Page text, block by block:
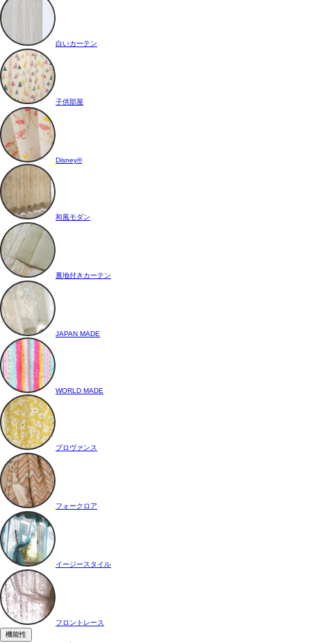
白いカーテン
子供部屋
Disney®
和風モダン
裏地付きカーテン
JAPAN MADE
WORLD MADE
プロヴァンス
フォークロア
イージースタイル
フロントレース
機能性